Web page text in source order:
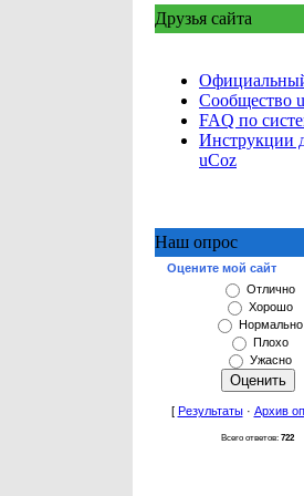
Друзья сайта
Сообщество
FAQ по
Инструкции
uCoz
Наш опрос
Оцените мой сайт
Отлично
Хорошо
Нормально
Плохо
Ужасно
[ Результаты· Архив
Всего ответов: 722